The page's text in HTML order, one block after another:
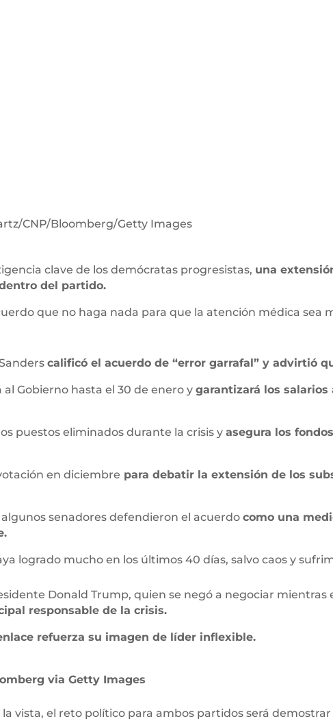
CNP/Bloomberg/Getty Images
clave de los demócratas progresistas, una
del partido.
que no haga nada para que la atención médica sea
calificó el acuerdo de “error garrafal” y advirtió
al Gobierno hasta el 30 de enero ygarantizará los salarios
puestos eliminados durante la crisis yasegura los
en diciembre para debatir la extensión de los
algunos senadores defendieron el acuerdocomo una
logrado mucho en los últimos 40 días, salvo caos y
Donald Trump, quien se negó a negociar mientras
responsable de la crisis.
refuerza su imagen de líder inflexible.
via Getty Images
la vista, el reto político para ambos partidos será